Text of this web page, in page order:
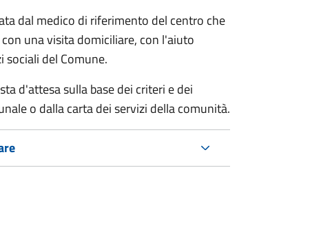
dal medico di riferimento del centro che
una visita domiciliare, con l'aiuto
sociali del Comune.
d'attesa sulla base dei criteri e dei
o dalla carta dei servizi della comunità.